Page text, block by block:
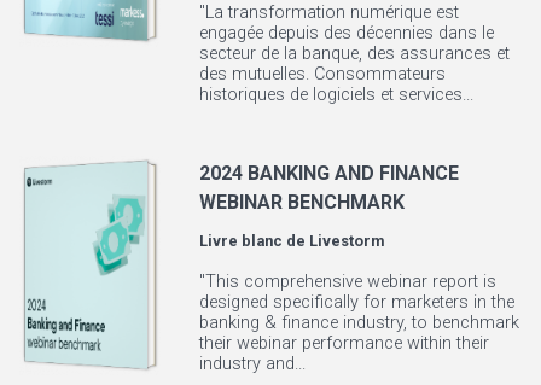
"La transformation numérique est
engagée depuis des décennies dans le
secteur de la banque, des assurances et
des mutuelles. Consommateurs
historiques de logiciels et services...
2024 BANKING AND FINANCE
WEBINAR BENCHMARK
Livre blanc de Livestorm
"This comprehensive webinar report is
designed specifically for marketers in the
banking & finance industry, to benchmark
their webinar performance within their
industry and...